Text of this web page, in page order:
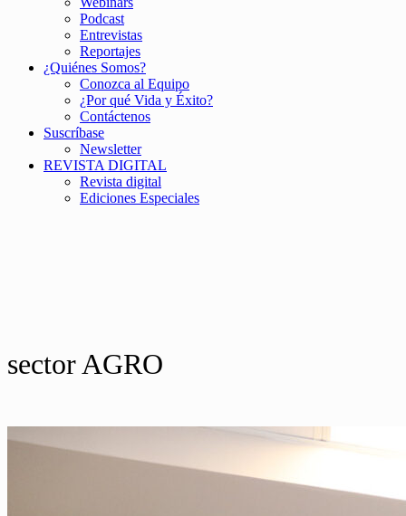
Podcast
Entrevistas
Reportajes
¿Quiénes Somos?
Conozca al Equipo
¿Por qué Vida y Éxito?
Contáctenos
Suscríbase
Newsletter
REVISTA DIGITAL
Revista digital
Ediciones Especiales
sector AGRO